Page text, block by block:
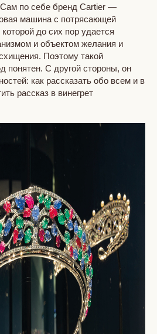
по себе бренд Cartier —
машина с потрясающей
до сих пор удается
и объектом желания и
Поэтому такой
понятен. С другой стороны, он
как рассказать обо всем и в
рассказ в винегрет